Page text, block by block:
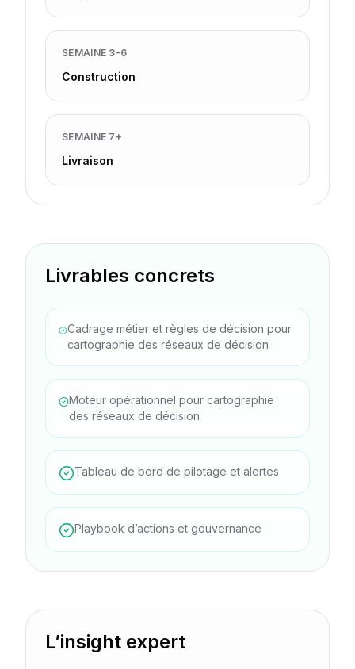
SEMAINE 3-6
Construction
SEMAINE 7+
Livraison
Livrables concrets
Cadrage métier et règles de décision pour
cartographie des réseaux de décision
Moteur opérationnel pour cartographie
des réseaux de décision
Tableau de bord de pilotage et alertes
Playbook d’actions et gouvernance
L’insight expert